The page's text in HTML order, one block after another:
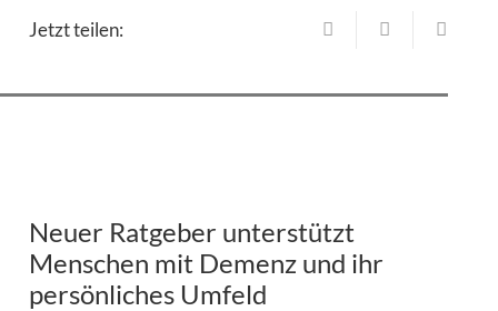
Jetzt teilen:
Neuer Ratgeber unterstützt
Menschen mit Demenz und ihr
persönliches Umfeld